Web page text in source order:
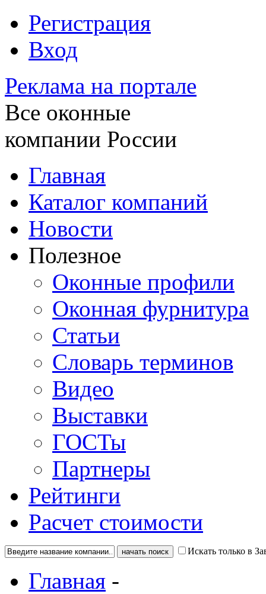
Регистрация
Вход
Реклама на портале
Все оконные
компании России
Главная
Каталог компаний
Новости
Полезное
Оконные профили
Оконная фурнитура
Статьи
Словарь терминов
Видео
Выставки
ГОСТы
Партнеры
Рейтинги
Расчет стоимости
Искать только в
Главная -